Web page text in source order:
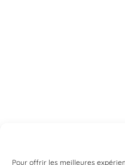
Pour offrir les meilleures